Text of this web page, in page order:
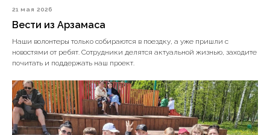
21 мая 2026
Вести из Арзамаса
Наши волонтеры только собираются в поездку, а уже пришли с
новостями от ребят. Сотрудники делятся актуальной жизнью, заходите
почитать и поддержать наш проект.